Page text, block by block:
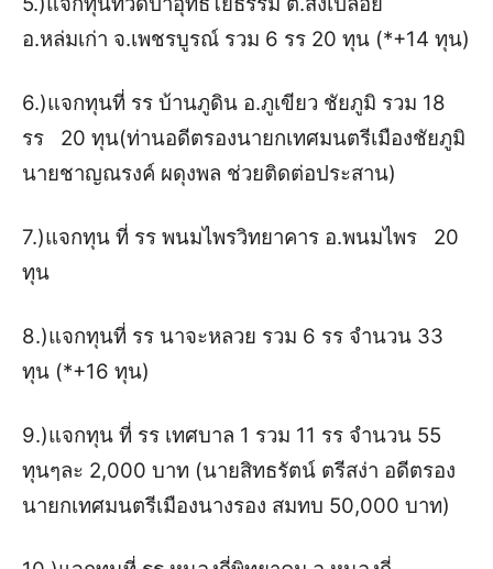
อ.หล่มเก่า จ.เพชรบูรณ์ รวม 6 รร 20 ทุน (*+14 ทุน)
6.)แจกทุนที่ รร บ้านภูดิน อ.ภูเขียว ชัยภูมิ รวม 18
รร 20 ทุน(ท่านอดีตรองนายกเทศมนตรีเมืองชัยภูมิ
นายชาญณรงค์ ผดุงพล ช่วยติดต่อประสาน)
7.)แจกทุน ที่ รร พนมไพรวิทยาคาร อ.พนมไพร 20
ทุน
8.)แจกทุนที่ รร นาจะหลวย รวม 6 รร จำนวน 33
ทุน (*+16 ทุน)
9.)แจกทุน ที่ รร เทศบาล 1 รวม 11 รร จำนวน 55
ทุนๆละ 2,000 บาท (นายสิทธรัตน์ ตรีสง่า อดีตรอง
นายกเทศมนตรีเมืองนางรอง สมทบ 50,000 บาท)